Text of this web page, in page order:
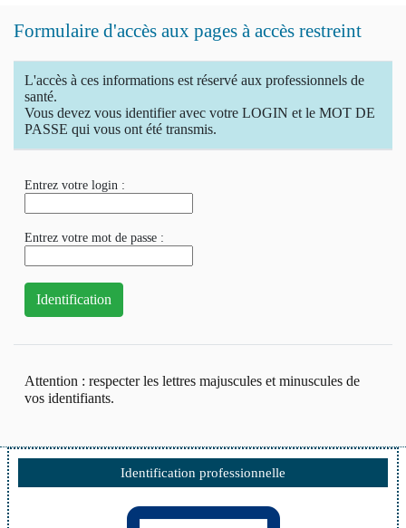
Identification professionnelle
Formulaire d'accès aux pages à accès restreint
L'accès à ces informations est réservé aux professionnels de
santé.
Vous devez vous identifier avec votre LOGIN et le MOT DE
PASSE qui vous ont été transmis.
Entrez votre login :
Entrez votre mot de passe :
Attention : respecter les lettres majuscules et minuscules de
vos identifiants.